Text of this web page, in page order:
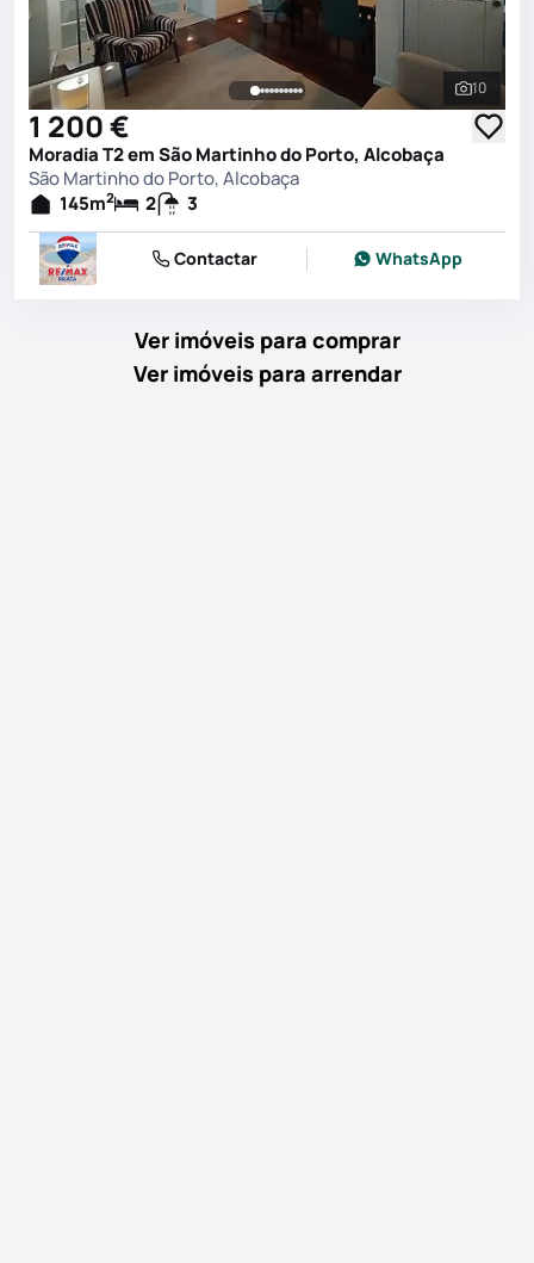
Ver
10
1 200 €
Moradia T2 em São Martinho do Porto, Alcobaça
São Martinho do Porto, Alcobaça
145m2 2 3
Contactar WhatsApp
Ver imóveis para comprar
Ver imóveis para arrendar